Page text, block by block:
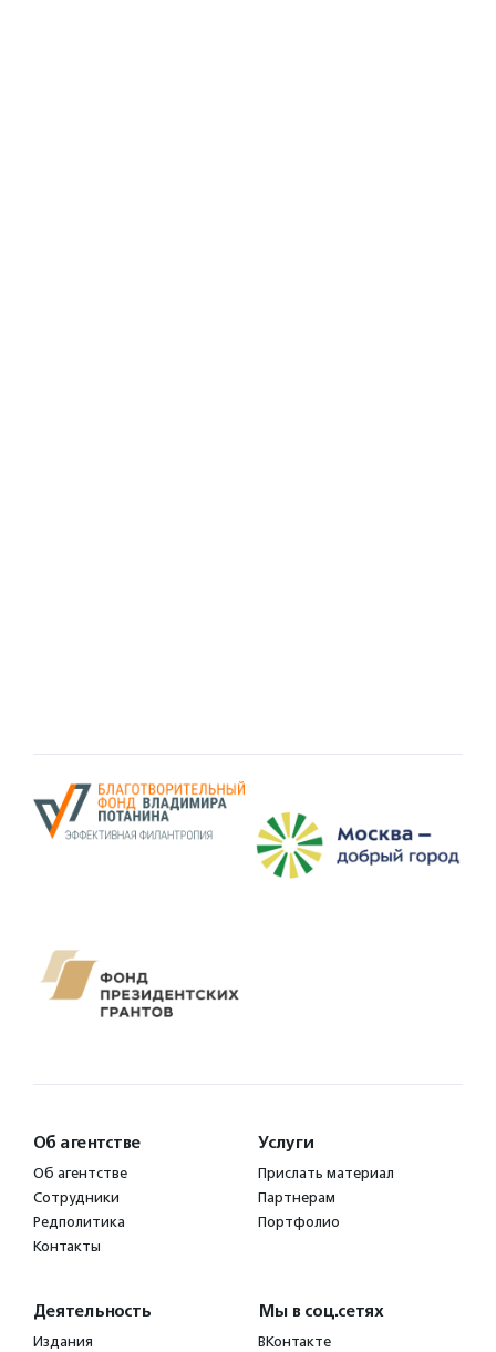
Об агентстве
Об агентстве
Сотрудники
Редполитика
Контакты
Услуги
Прислать материал
Партнерам
Портфолио
Деятельность
Издания
Мы в соц.сетях
ВКонтакте